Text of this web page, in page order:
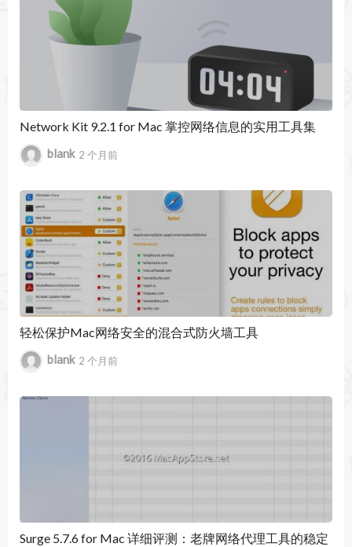
分组，以更深入地了解网络流量。
利用增强的搜索功能快速定位特定连接或防火墙规
则。
使用情况统计
根据使用频率跟踪并优化防火墙规则。
声音通知
只需聆听，即可通过可自定义的声音通知了解网络
活动。让连接不仅可见，而且可听！
规则组
按主题组织防火墙规则，以便方便地一起打开或关
闭相关规则。
（其文件路径的一部分），使其在更新期间保持有
Network Kit 9.2.1 for Mac 掌控网络信息的实用工具集
blank 2 个月前
轻松保护Mac网络安全的混合式防火墙工具
blank 2 个月前
Surge 5.7.6 for Mac 详细评测：老牌网络代理工具的稳定